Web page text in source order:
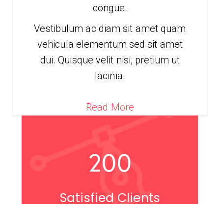
congue.
Vestibulum ac diam sit amet quam
vehicula elementum sed sit amet
dui. Quisque velit nisi, pretium ut
lacinia.
Read More
200
Satisfied Clients